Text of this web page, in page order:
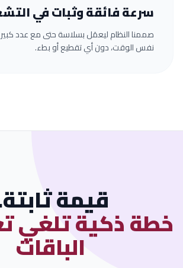
سرعة فائقة وثبات في
صممنا النظام ليعمَل بسلاسة حتى مع عدد
نفس الوقت، دون أي تقطيع أو بطء.
قيمة
خطة ذكية تلغي
الباقات